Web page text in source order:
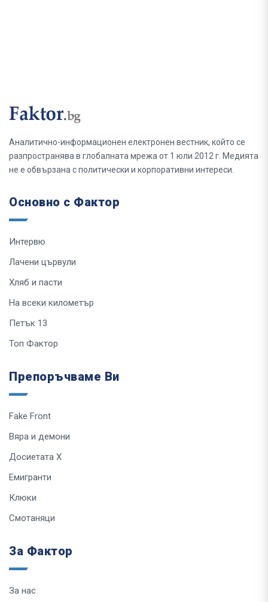
Аналитично-информационен електронен вестник, който се
разпространява в глобалната мрежа от 1 юли 2012 г. Медията
не е обвързана с политически и корпоративни интереси.
Основно с Фактор
Интервю
Лачени цървули
Хляб и пасти
На всеки километър
Петък 13
Топ Фактор
Препоръчваме Ви
Fake Front
Вяра и демони
Досиетата Х
Емигранти
Клюки
Смотаняци
За Фактор
За нас